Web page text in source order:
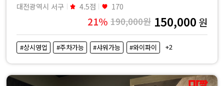
대전광역시 서구 4.5점 170
21% 190,000원 150,000 원
#상시영업 #주차가능 #샤워가능 #와이파이 +2